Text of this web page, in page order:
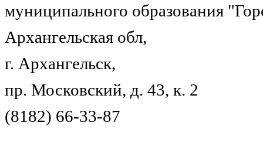
муниципального образования
Архангельская обл,
г. Архангельск,
пр. Московский, д. 43, к. 2
(8182) 66-33-87